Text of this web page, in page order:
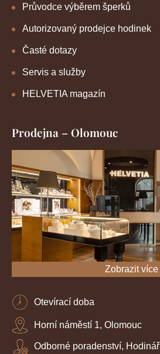
Průvodce výběrem šperků
Autorizovaný prodejce hodinek
Časté dotazy
Servis a služby
HELVETIA magazín
Prodejna – Olomouc
Zobrazit více
Otevírací doba
Horní náměstí 1, Olomouc
Odborné poradenství, Hodinář